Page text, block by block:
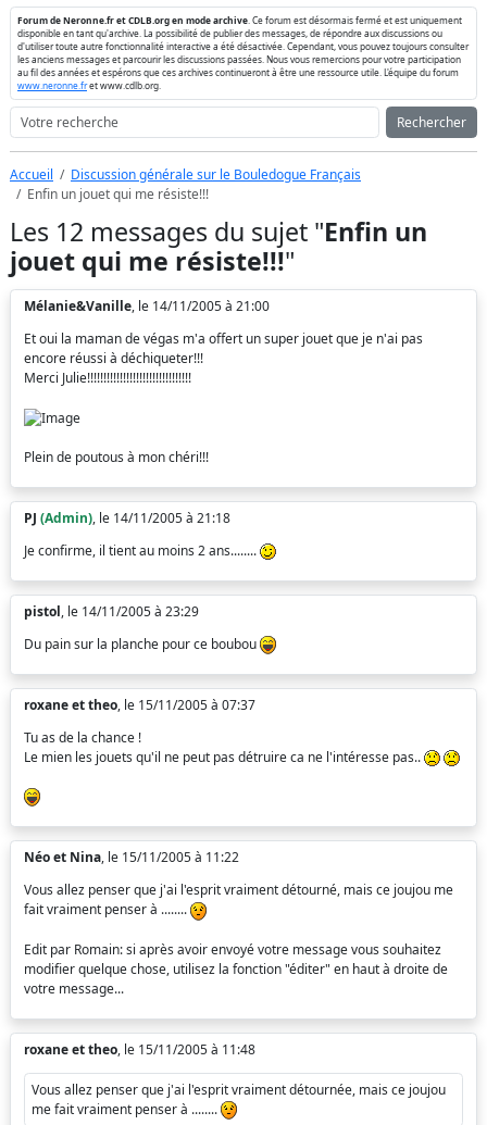
Forum de Neronne.fr et CDLB.org en mode archive . Ce forum est désormais fermé et est uniquement
disponible en tant qu'archive. La possibilité de publier des messages, de répondre aux discussions ou
d'utiliser toute autre fonctionnalité interactive a été désactivée. Cependant, vous pouvez toujours consulter
les anciens messages et parcourir les discussions passées. Nous vous remercions pour votre participation
au fil des années et espérons que ces archives continueront à être une ressource utile. L'équipe du forum
www.neronne.fret www.cdlb.org.
Rechercher
Accueil
Discussion générale sur le Bouledogue Français
Enfin un jouet qui me résiste!!!
Les 12 messages du sujet "Enfin un
jouet qui me résiste!!!"
Mélanie&Vanille, le 14/11/2005 à 21:00
Et oui la maman de végas m'a offert un super jouet que je n'ai pas
encore réussi à déchiqueter!!!
Merci Julie!!!!!!!!!!!!!!!!!!!!!!!!!!!!!!!!
Plein de poutous à mon chéri!!!
PJ (Admin), le 14/11/2005 à 21:18
Je confirme, il tient au moins 2 ans........
pistol, le 14/11/2005 à 23:29
Du pain sur la planche pour ce boubou
roxane et theo, le 15/11/2005 à 07:37
Tu as de la chance !
Le mien les jouets qu'il ne peut pas détruire ca ne l'intéresse pas..
Néo et Nina, le 15/11/2005 à 11:22
Vous allez penser que j'ai l'esprit vraiment détourné, mais ce joujou me
fait vraiment penser à ........
Edit par Romain: si après avoir envoyé votre message vous souhaitez
modifier quelque chose, utilisez la fonction "éditer" en haut à droite de
votre message...
roxane et theo, le 15/11/2005 à 11:48
Vous allez penser que j'ai l'esprit vraiment détournée, mais ce joujou
me fait vraiment penser à ........